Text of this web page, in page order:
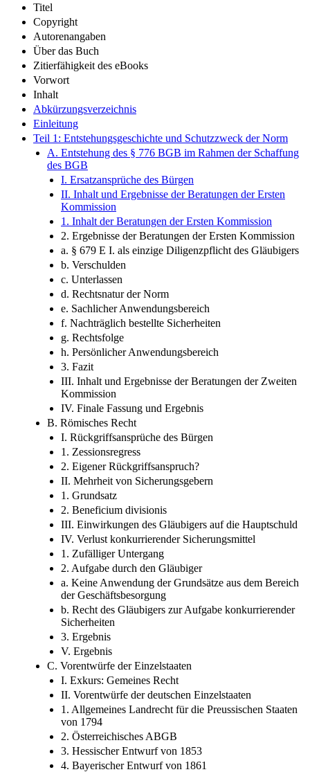
Titel
Copyright
Autorenangaben
Über das Buch
Zitierfähigkeit des eBooks
Vorwort
Inhalt
Abkürzungsverzeichnis
Einleitung
Teil 1: Entstehungsgeschichte und Schutzzweck der Norm
A. Entstehung des § 776 BGB im Rahmen der Schaffung
des BGB
I. Ersatzansprüche des Bürgen
II. Inhalt und Ergebnisse der Beratungen der Ersten
Kommission
1. Inhalt der Beratungen der Ersten Kommission
2. Ergebnisse der Beratungen der Ersten Kommission
a. § 679 E I. als einzige Diligenzpflicht des Gläubigers
b. Verschulden
c. Unterlassen
d. Rechtsnatur der Norm
e. Sachlicher Anwendungsbereich
f. Nachträglich bestellte Sicherheiten
g. Rechtsfolge
h. Persönlicher Anwendungsbereich
3. Fazit
III. Inhalt und Ergebnisse der Beratungen der Zweiten
Kommission
IV. Finale Fassung und Ergebnis
B. Römisches Recht
I. Rückgriffsansprüche des Bürgen
1. Zessionsregress
2. Eigener Rückgriffsanspruch?
II. Mehrheit von Sicherungsgebern
1. Grundsatz
2. Beneficium divisionis
III. Einwirkungen des Gläubigers auf die Hauptschuld
IV. Verlust konkurrierender Sicherungsmittel
1. Zufälliger Untergang
2. Aufgabe durch den Gläubiger
a. Keine Anwendung der Grundsätze aus dem Bereich
der Geschäftsbesorgung
b. Recht des Gläubigers zur Aufgabe konkurrierender
Sicherheiten
3. Ergebnis
V. Ergebnis
C. Vorentwürfe der Einzelstaaten
I. Exkurs: Gemeines Recht
II. Vorentwürfe der deutschen Einzelstaaten
1. Allgemeines Landrecht für die Preussischen Staaten
von 1794
2. Österreichisches ABGB
3. Hessischer Entwurf von 1853
4. Bayerischer Entwurf von 1861